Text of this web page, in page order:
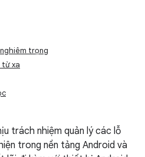
trọng
từ xa
trách nhiệm quản lý các lỗ
trong nền tảng Android và